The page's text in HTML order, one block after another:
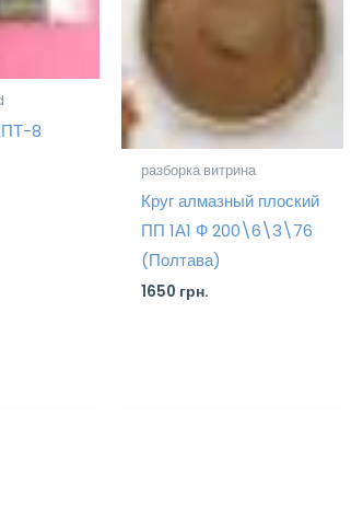
8
разборка витрина
Круг алмазный плоский
ПП 1А1 Ф 200\6\3\76
(Полтава)
1650 грн.